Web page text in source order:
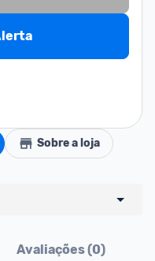
Sobre a loja
Avaliações (0)